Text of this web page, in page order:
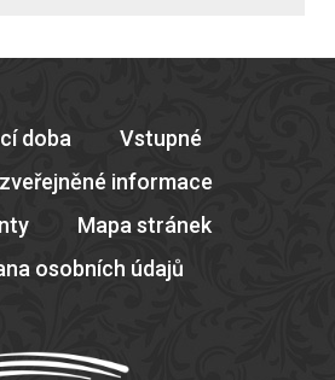
doba
Vstupné
informace
Mapa stránek
osobních údajů